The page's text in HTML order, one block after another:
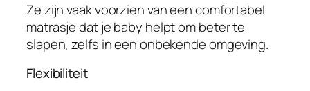
Ze zijn vaak voorzien van een comfortabel
matrasje dat je baby helpt om beter te
slapen, zelfs in een onbekende omgeving.
Flexibiliteit